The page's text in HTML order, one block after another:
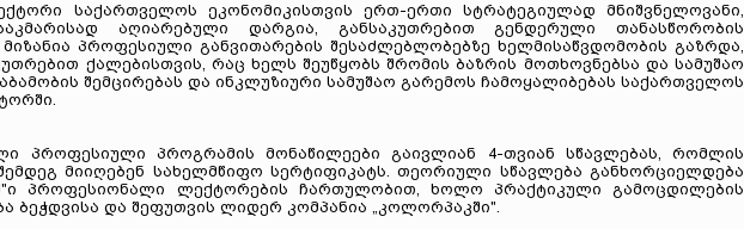
საქართველოს ეკონომიკისთვის ერთ-ერთი სტრატეგიულად მნიშვნელოვანი,
აღიარებული დარგია, განსაკუთრებით გენდერული თანასწორობის
პროფესიული განვითარების შესაძლებლობებზე ხელმისაწვდომობის გაზრდა,
ქალებისთვის, რაც ხელს შეუწყობს შრომის ბაზრის მოთხოვნებსა და სამუშაო
შემცირებას და ინკლუზიური სამუშაო გარემოს ჩამოყალიბებას საქართველოს
პროფესიული პროგრამის მონაწილეები გაივლიან 4-თვიან სწავლებას, რომლის
მიიღებენ სახელმწიფო სერტიფიკატს. თეორიული სწავლება განხორციელდება
პროფესიონალი ლექტორების ჩართულობით, ხოლო პრაქტიკული გამოცდილების
ბეჭდვისა და შეფუთვის ლიდერ კომპანია „კოლორპაკში".